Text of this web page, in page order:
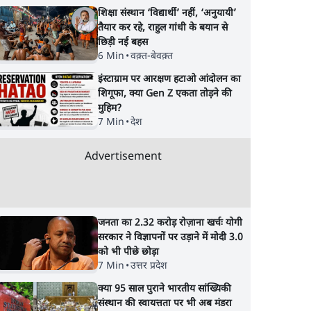
शिक्षा संस्थान ‘विद्यार्थी’ नहीं, ‘अनुयायी’
तैयार कर रहे, राहुल गांधी के बयान से
छिड़ी नई बहस
6 Min •वक़्त-बेवक़्त
इंस्टाग्राम पर आरक्षण हटाओ आंदोलन का
शिगूफा, क्या Gen Z एकता तोड़ने की
मुहिम?
7 Min •देश
Advertisement
जनता का 2.32 करोड़ रोज़ाना खर्चः योगी
सरकार ने विज्ञापनों पर उड़ाने में मोदी 3.0
को भी पीछे छोड़ा
7 Min •उत्तर प्रदेश
क्या 95 साल पुराने भारतीय सांख्यिकी
संस्थान की स्वायत्तता पर भी अब मंडरा